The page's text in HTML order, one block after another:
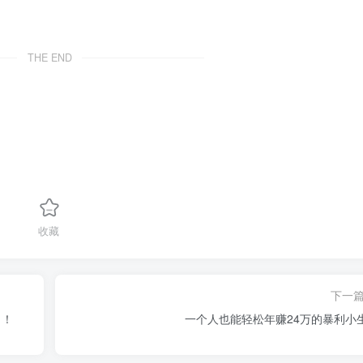
THE END
收藏
下一
一个人也能轻松年赚24万的暴利小